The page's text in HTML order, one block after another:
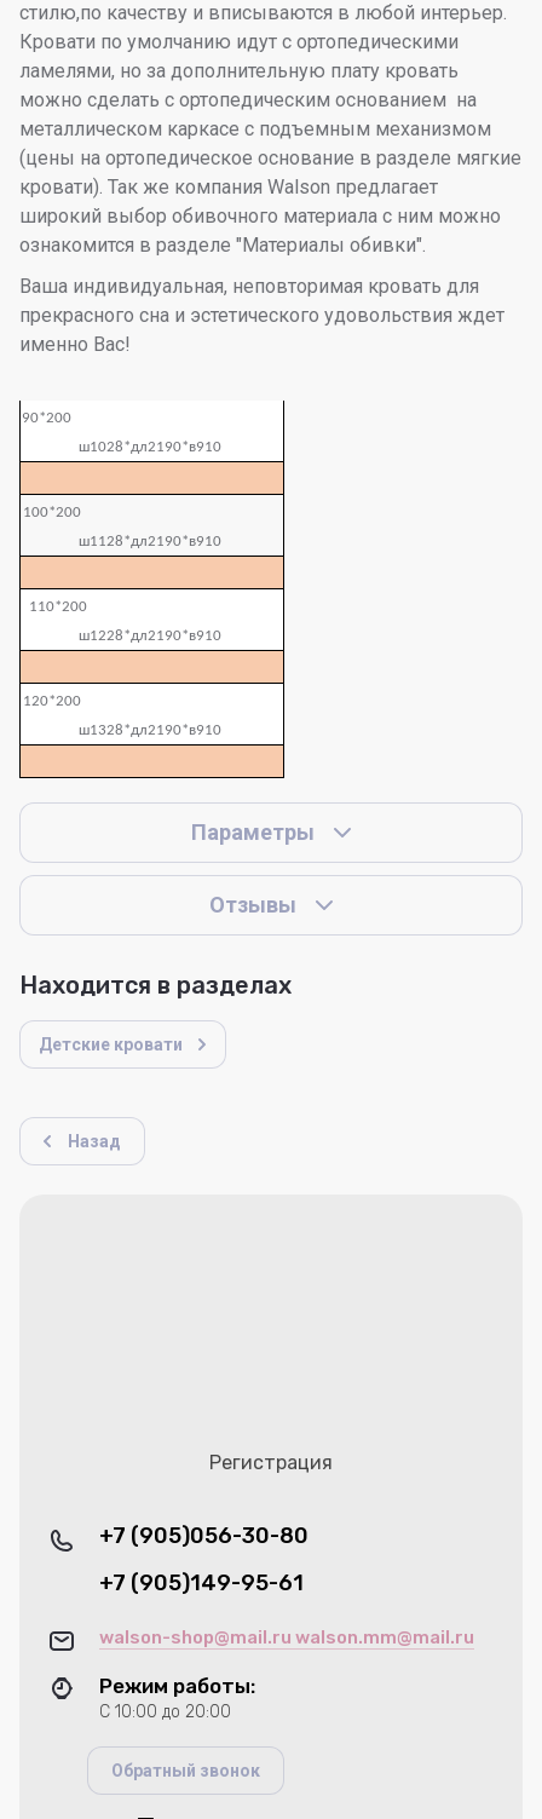
стилю,по качеству и вписываются в любой интерьер.
Кровати по умолчанию идут с ортопедическими
ламелями, но за дополнительную плату кровать
можно сделать с ортопедическим основанием на
металлическом каркасе с подъемным механизмом
(цены на ортопедическое основание в разделе мягкие
кровати). Так же компания Walson предлагает
широкий выбор обивочного материала с ним можно
ознакомится в разделе "Материалы обивки".
Ваша индивидуальная, неповторимая кровать для
прекрасного сна и эстетического удовольствия ждет
именно Вас!
90*200
ш1028*дл2190*в910
100*200
ш1128*дл2190*в910
110*200
ш1228*дл2190*в910
120*200
ш1328*дл2190*в910
Параметры
Отзывы
Находится в разделах
Детские кровати
Назад
Регистрация
+7 (905)056-30-80
+7 (905)149-95-61
walson-shop@mail.ru walson.mm@mail.ru
Режим работы:
С 10:00 до 20:00
Обратный звонок